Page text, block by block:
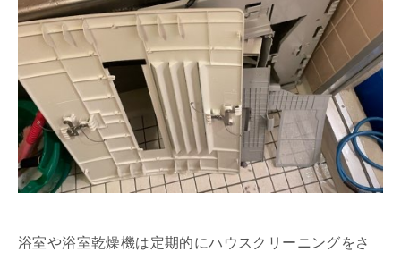
浴室や浴室乾燥機は定期的にハウスクリーニングをさ